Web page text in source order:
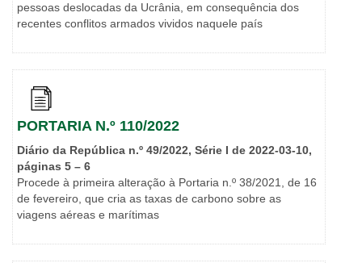
pessoas deslocadas da Ucrânia, em consequência dos
recentes conflitos armados vividos naquele país
PORTARIA N.º 110/2022
Diário da República n.º 49/2022, Série I de 2022-03-10,
páginas 5 – 6
Procede à primeira alteração à Portaria n.º 38/2021, de 16
de fevereiro, que cria as taxas de carbono sobre as
viagens aéreas e marítimas